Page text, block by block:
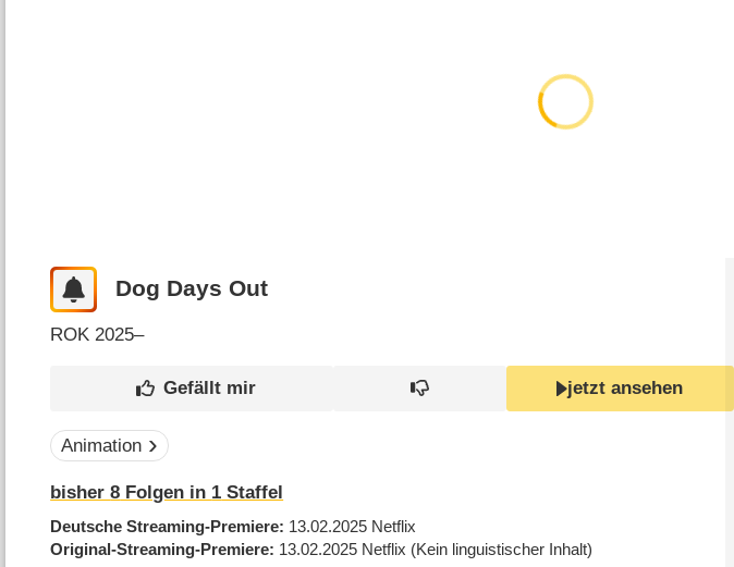
Dog Days Out
ROK 2025–
jetzt ansehen
Animation
bisher8 Folgen in 1 Staffel
Deutsche Streaming-Premiere 13.02.2025 Netflix
Original-Streaming-Premiere 13.02.2025 Netflix (Kein linguistischer Inhalt)